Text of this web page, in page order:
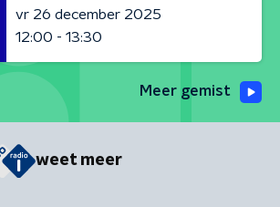
vr 26 december 2025
12:00 - 13:30
Meer gemist
weet meer